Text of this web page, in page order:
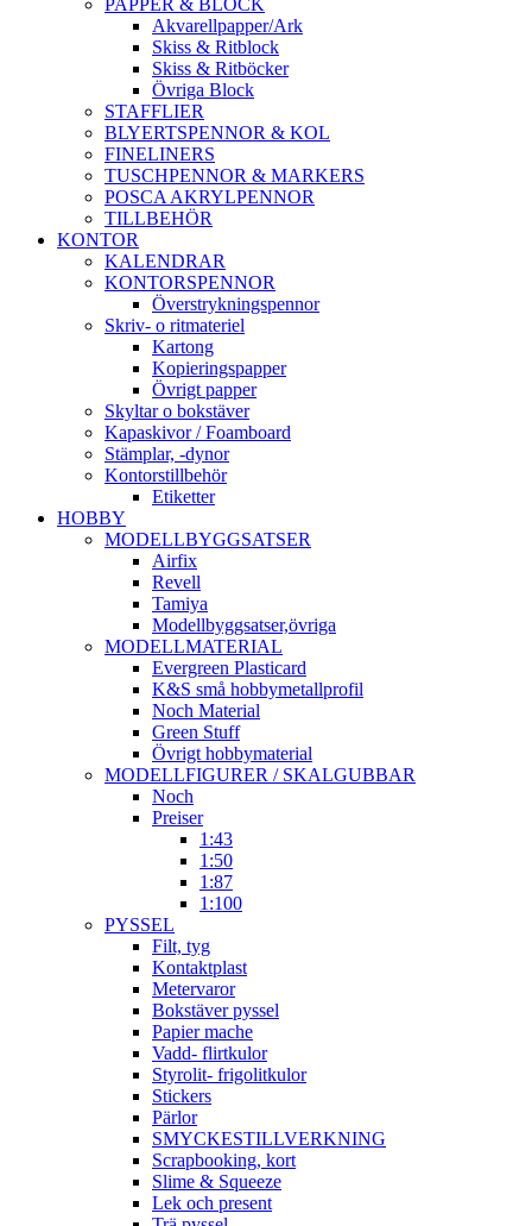
Akvarellpapper/Ark
Skiss & Ritblock
Skiss & Ritböcker
Övriga Block
STAFFLIER
BLYERTSPENNOR & KOL
FINELINERS
TUSCHPENNOR & MARKERS
POSCA AKRYLPENNOR
TILLBEHÖR
KONTOR
KALENDRAR
KONTORSPENNOR
Överstrykningspennor
Skriv- o ritmateriel
Kartong
Kopieringspapper
Övrigt papper
Skyltar o bokstäver
Kapaskivor / Foamboard
Stämplar, -dynor
Kontorstillbehör
Etiketter
HOBBY
MODELLBYGGSATSER
Airfix
Revell
Tamiya
Modellbyggsatser,övriga
MODELLMATERIAL
Evergreen Plasticard
K&S små hobbymetallprofil
Noch Material
Green Stuff
Övrigt hobbymaterial
MODELLFIGURER / SKALGUBBAR
Noch
Preiser
1:43
1:50
1:87
1:100
PYSSEL
Filt, tyg
Kontaktplast
Metervaror
Bokstäver pyssel
Papier mache
Vadd- flirtkulor
Styrolit- frigolitkulor
Stickers
Pärlor
SMYCKESTILLVERKNING
Scrapbooking, kort
Slime & Squeeze
Lek och present